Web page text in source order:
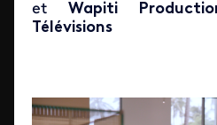
et Wapiti
Télévisions